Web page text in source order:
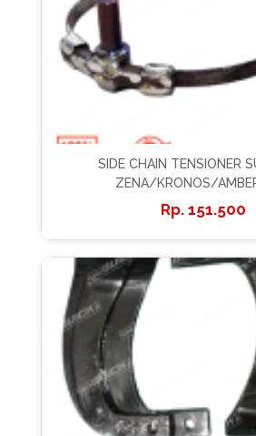
SIDE CHAIN TENSIONER
ZENA/KRONOS/
151.500